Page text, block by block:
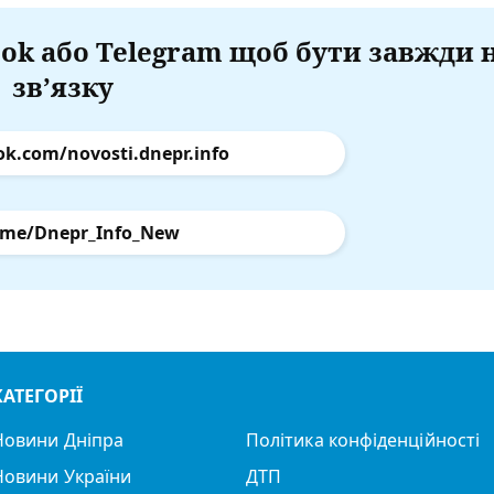
або Telegram щоб бути завжди
зв’язку
novosti.dnepr.info
Dnepr_Info_New
Дніпра
України
Політика конфіденційності
ДТП